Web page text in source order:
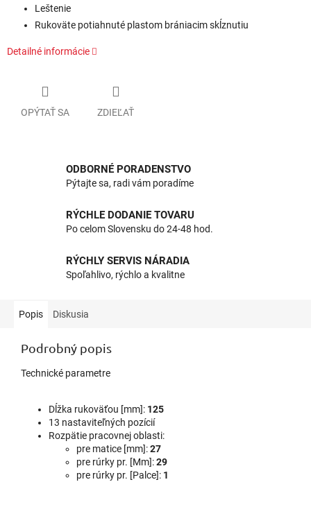
Leštenie
Rukoväte potiahnuté plastom brániacim skĺznutiu
Detailné informácie
OPÝTAŤ SA ZDIEĽAŤ
ODBORNÉ PORADENSTVO
Pýtajte sa, radi vám poradíme
RÝCHLE DODANIE TOVARU
Po celom Slovensku do 24-48 hod.
RÝCHLY SERVIS NÁRADIA
Spoľahlivo, rýchlo a kvalitne
Popis Diskusia
Podrobný popis
Technické parametre
Dĺžka rukoväťou [mm]: 125
13 nastaviteľných pozícií
Rozpätie pracovnej oblasti:
pre matice [mm]:27
pre rúrky pr. [Mm]:29
pre rúrky pr. [Palce]: 1